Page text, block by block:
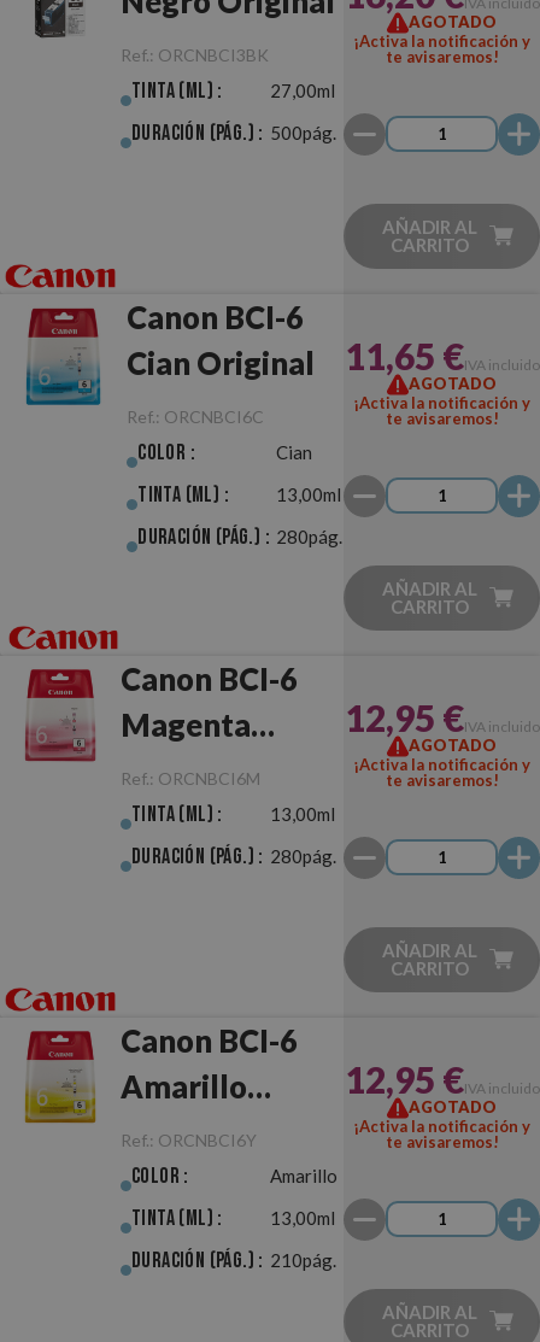
Ref.: ORCNBCI3BK
Tinta (ml) : 27,00ml
Duración (pág.) : 500pág.
AGOTADO
¡Activa la notificación y
te avisaremos!
AÑADIR AL
CARRITO
Canon BCI-6
Cian Original
Ref.: ORCNBCI6C
Color : Cian
Tinta (ml) : 13,00ml
Duración (pág.) : 280pág.
11,65 €IVA incluido
AGOTADO
¡Activa la notificación y
te avisaremos!
AÑADIR AL
CARRITO
Canon BCI-6
Magenta
Original
Ref.: ORCNBCI6M
Tinta (ml) : 13,00ml
Duración (pág.) : 280pág.
12,95 €IVA incluido
AGOTADO
¡Activa la notificación y
te avisaremos!
AÑADIR AL
CARRITO
Canon BCI-6
Amarillo
Original
Ref.: ORCNBCI6Y
Color : Amarillo
Tinta (ml) : 13,00ml
Duración (pág.) : 210pág.
12,95 €IVA incluido
AGOTADO
¡Activa la notificación y
te avisaremos!
AÑADIR AL
CARRITO